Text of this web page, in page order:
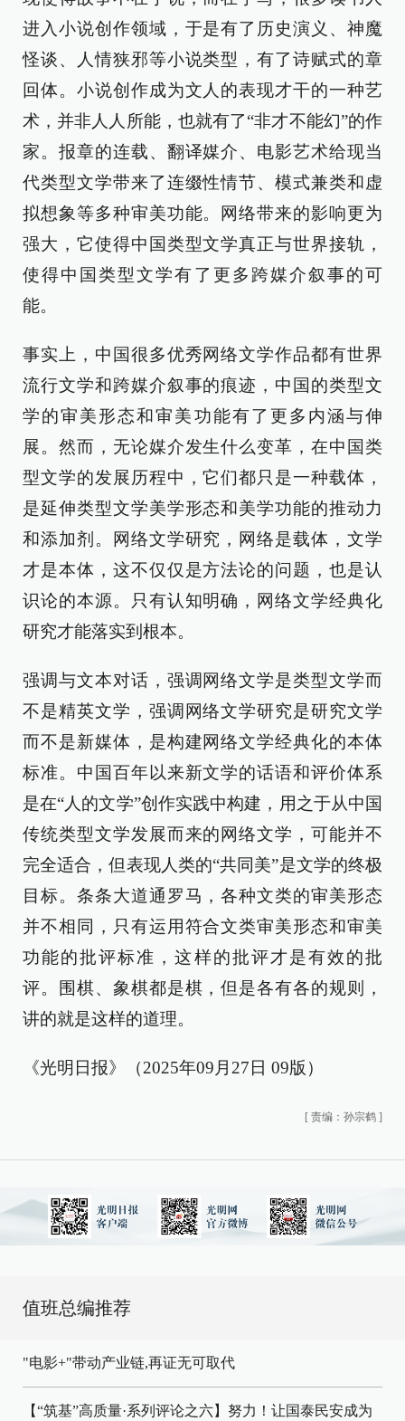
进入小说创作领域，于是有了历史演义、神魔
怪谈、人情狭邪等小说类型，有了诗赋式的章
回体。小说创作成为文人的表现才干的一种艺
术，并非人人所能，也就有了“非才不能幻”的作
家。报章的连载、翻译媒介、电影艺术给现当
代类型文学带来了连缀性情节、模式兼类和虚
拟想象等多种审美功能。网络带来的影响更为
强大，它使得中国类型文学真正与世界接轨，
使得中国类型文学有了更多跨媒介叙事的可
能。
事实上，中国很多优秀网络文学作品都有世界
流行文学和跨媒介叙事的痕迹，中国的类型文
学的审美形态和审美功能有了更多内涵与伸
展。然而，无论媒介发生什么变革，在中国类
型文学的发展历程中，它们都只是一种载体，
是延伸类型文学美学形态和美学功能的推动力
和添加剂。网络文学研究，网络是载体，文学
才是本体，这不仅仅是方法论的问题，也是认
识论的本源。只有认知明确，网络文学经典化
研究才能落实到根本。
强调与文本对话，强调网络文学是类型文学而
不是精英文学，强调网络文学研究是研究文学
而不是新媒体，是构建网络文学经典化的本体
标准。中国百年以来新文学的话语和评价体系
是在“人的文学”创作实践中构建，用之于从中国
传统类型文学发展而来的网络文学，可能并不
完全适合，但表现人类的“共同美”是文学的终极
目标。条条大道通罗马，各种文类的审美形态
并不相同，只有运用符合文类审美形态和审美
功能的批评标准，这样的批评才是有效的批
评。围棋、象棋都是棋，但是各有各的规则，
讲的就是这样的道理。
《光明日报》（2025年09月27日 09版）
[ 责编：孙宗鹤 ]
值班总编推荐
"电影+"带动产业链,再证无可取代
【“筑基”高质量·系列评论之六】努力！让国泰民安成为